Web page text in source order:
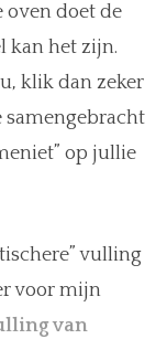
oven doet de
kan het zijn.
klik dan zeker
op jullie
vulling
voor mijn
van